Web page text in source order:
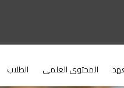
الطلاب المحتوى العلمى